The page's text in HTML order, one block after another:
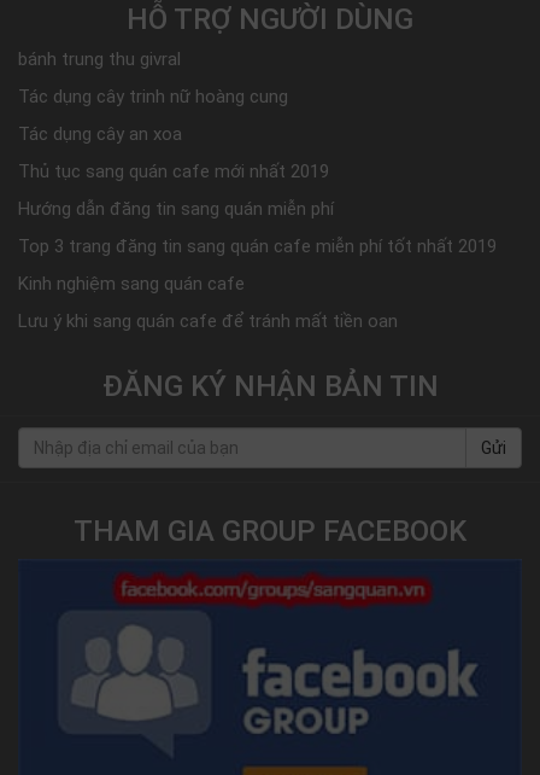
HỖ TRỢ NGƯỜI DÙNG
bánh trung thu givral
Tác dụng cây trinh nữ hoàng cung
Tác dụng cây an xoa
Thủ tục sang quán cafe mới nhất 2019
Hướng dẫn đăng tin sang quán miễn phí
Top 3 trang đăng tin sang quán cafe miễn phí tốt nhất 2019
Kinh nghiệm sang quán cafe
Lưu ý khi sang quán cafe để tránh mất tiền oan
ĐĂNG KÝ NHẬN BẢN TIN
Gửi
THAM GIA GROUP FACEBOOK